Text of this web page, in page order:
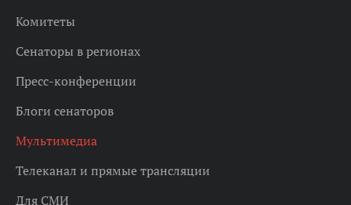
Комитеты
Сенаторы в регионах
Пресс-конференции
Блоги сенаторов
Мультимедиа
Телеканал и прямые трансляции
Для СМИ